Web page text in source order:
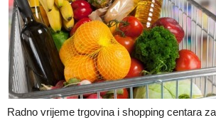
Radno vrijeme trgovina i shopping centara